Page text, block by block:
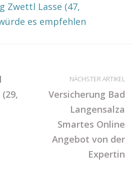
Zwettl Lasse (47,
es empfehlen
NÄCHSTER ARTIKEL
Versicherung Bad
Langensalza
Smartes Online
Angebot von der
Expertin